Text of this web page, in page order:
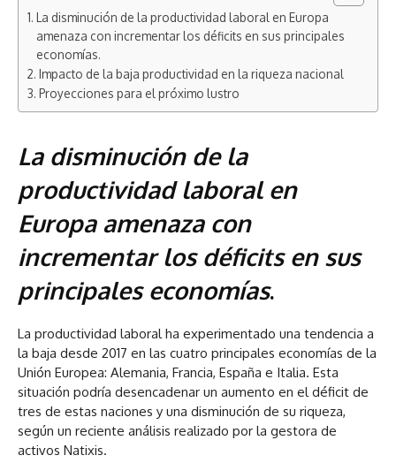
La disminución de la productividad laboral en Europa
amenaza con incrementar los déficits en sus principales
economías.
Impacto de la baja productividad en la riqueza nacional
Proyecciones para el próximo lustro
La disminución de la
productividad laboral en
Europa amenaza con
incrementar los déficits en sus
principales economías.
La productividad laboral ha experimentado una tendencia a
la baja desde 2017 en las cuatro principales economías de la
Unión Europea: Alemania, Francia, España e Italia. Esta
situación podría desencadenar un aumento en el déficit de
tres de estas naciones y una disminución de su riqueza,
según un reciente análisis realizado por la gestora de
activos Natixis.